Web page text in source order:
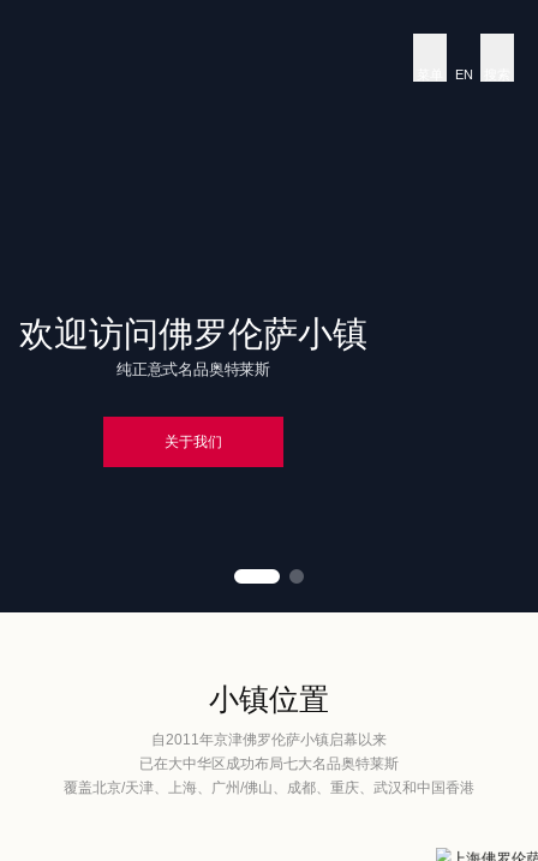
EN
欢迎访问佛罗伦萨小镇
纯正意式名品奥特莱斯
关于我们
小镇位置
自2011年京津佛罗伦萨小镇启幕以来
已在大中华区成功布局七大名品奥特莱斯
覆盖北京/天津、上海、广州/佛山、成都、重庆、武汉和中国香港